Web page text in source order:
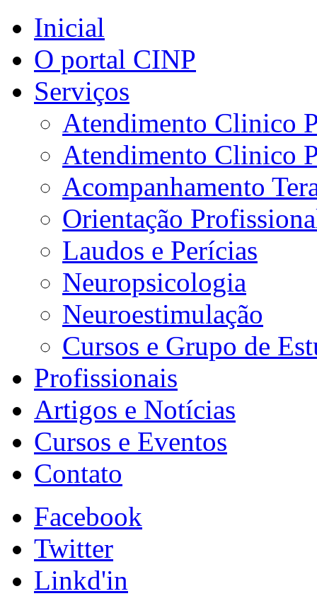
Inicial
O portal CINP
Serviços
Atendimento Clinico
Atendimento Clinico
Acompanhamento
Orientação
Laudos e Perícias
Neuropsicologia
Neuroestimulação
Cursos e Grupo de
Profissionais
Artigos e Notícias
Cursos e Eventos
Contato
Facebook
Twitter
Linkd'in